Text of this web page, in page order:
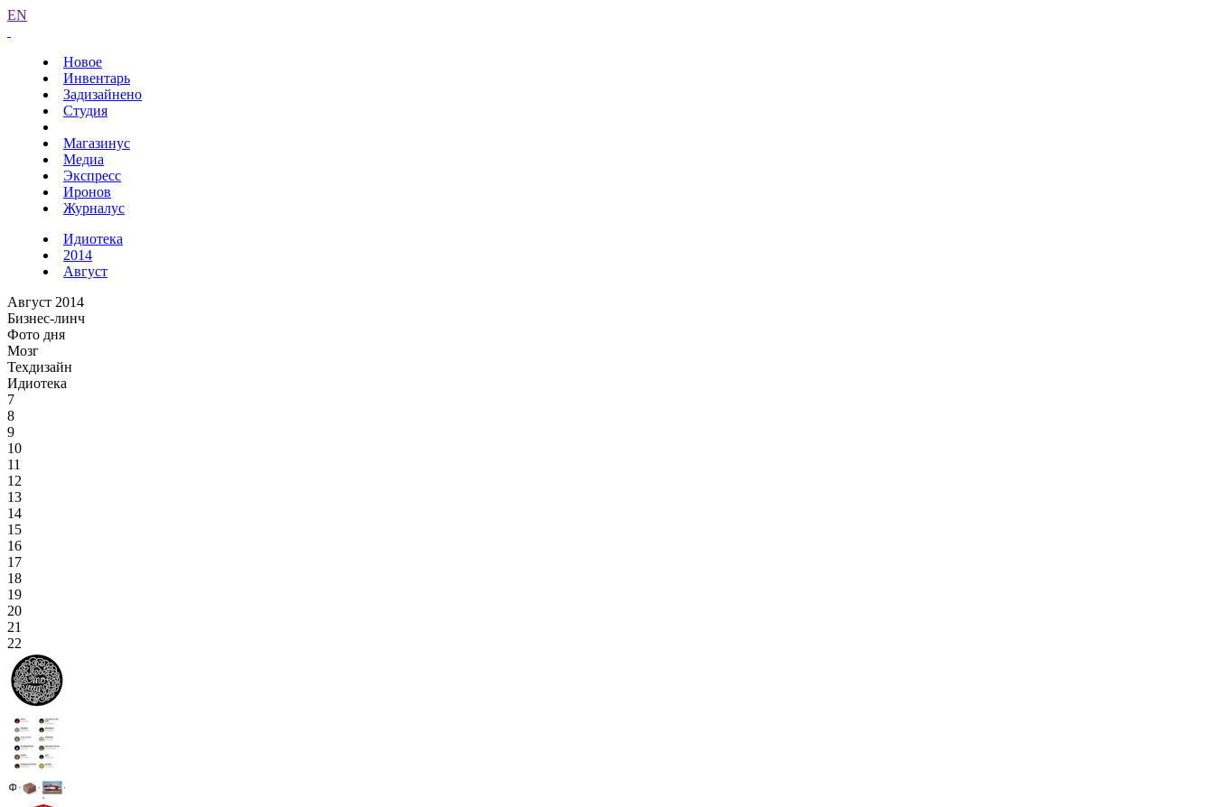
EN
Новое
Инвентарь
Задизайнено
Студия
Магазинус
Медиа
Экспресс
Иронов
Журналус
Идиотека
2014
Август
Август 2014
Бизнес-линч
Фото дня
Мозг
Техдизайн
Идиотека
7
8
9
10
11
12
13
14
15
16
17
18
19
20
21
22